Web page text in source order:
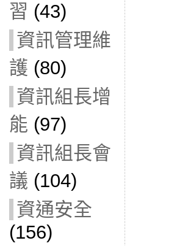
習 (43)
資訊管理維
護 (80)
資訊組長增
能 (97)
資訊組長會
議 (104)
資通安全
(156)